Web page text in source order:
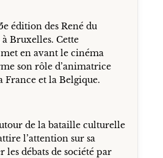
édition des René du
Bruxelles. Cette
en avant le cinéma
son rôle d’animatrice
et la Belgique.
de la bataille culturelle
l’attention sur sa
les débats de société par